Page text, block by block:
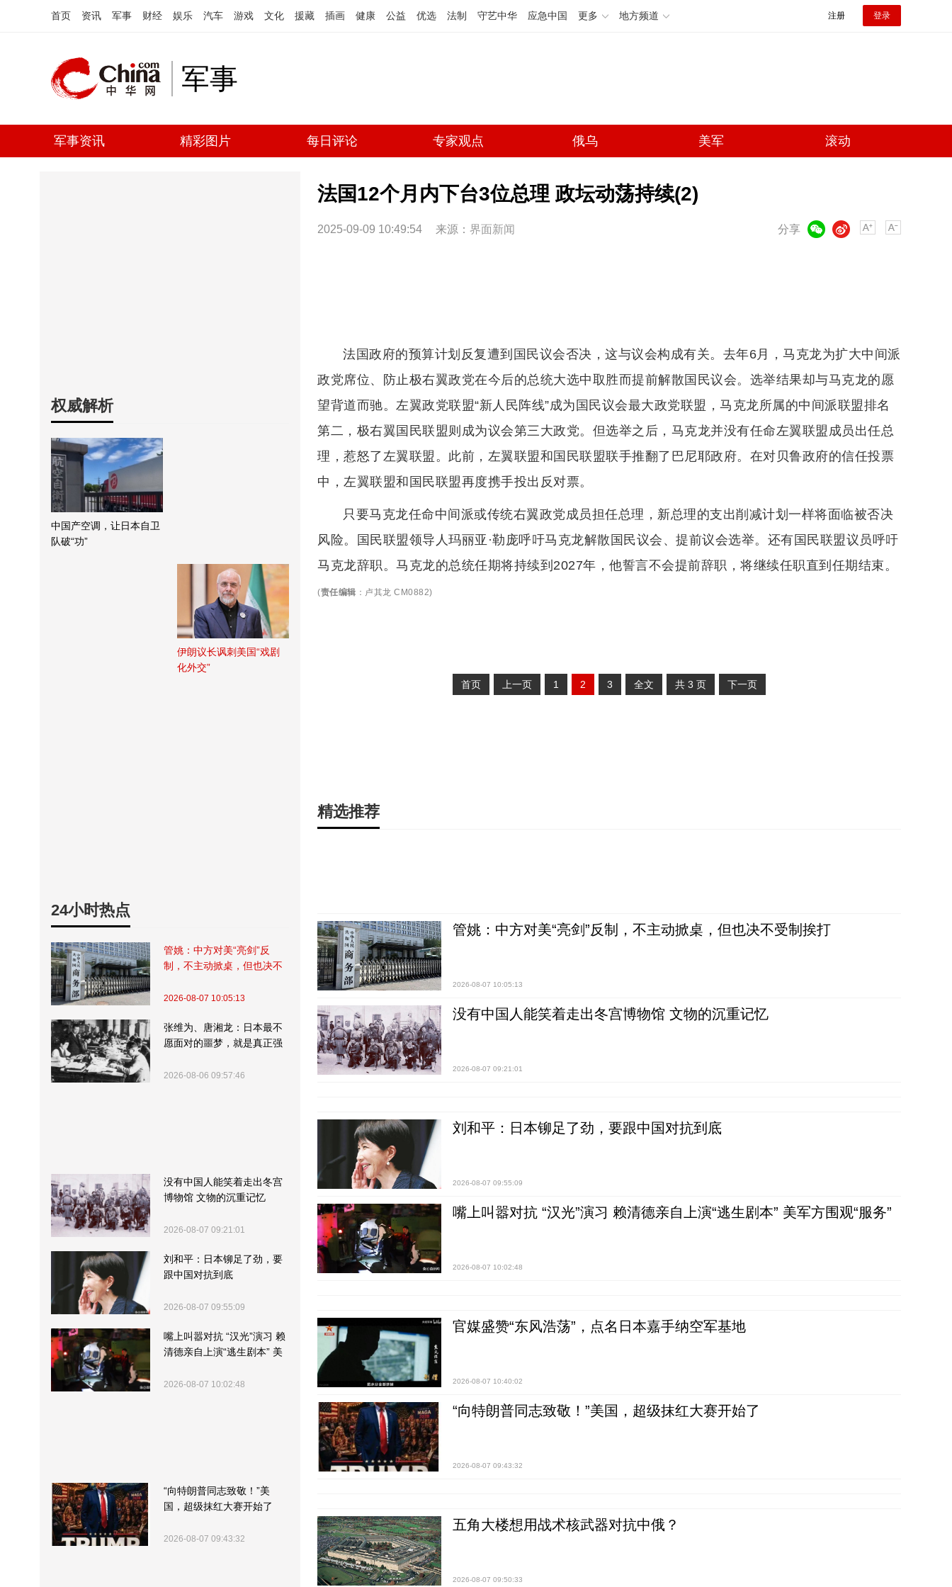
首页 资讯 军事 财经 娱乐 汽车 游戏 文化 援藏 插画 健康 公益 优选 法制 守艺中华 应急中国 更多 地方频道 注册 登录
军事
军事资讯 精彩图片 每日评论 专家观点 俄乌 美军 滚动
权威解析
中国产空调，让日本自卫
队破“功”
伊朗议长讽刺美国“戏剧
化外交”
24小时热点
管姚：中方对美“亮剑”反
制，不主动掀桌，但也决不
2026-08-07 10:05:13
张维为、唐湘龙：日本最不
愿面对的噩梦，就是真正强
2026-08-06 09:57:46
没有中国人能笑着走出冬宫
博物馆 文物的沉重记忆
2026-08-07 09:21:01
刘和平：日本铆足了劲，要
跟中国对抗到底
2026-08-07 09:55:09
嘴上叫嚣对抗 “汉光”演习 赖
清德亲自上演“逃生剧本” 美
2026-08-07 10:02:48
“向特朗普同志致敬！”美
国，超级抹红大赛开始了
2026-08-07 09:43:32
法国12个月内下台3位总理 政坛动荡持续(2)
2025-09-09 10:49:54 来源： 界面新闻 分享
微博
法国政府的预算计划反复遭到国民议会否决，这与议会构成有关。去年6月，马克龙为扩大中间派
政党席位、防止极右翼政党在今后的总统大选中取胜而提前解散国民议会。选举结果却与马克龙的愿
望背道而驰。左翼政党联盟“新人民阵线”成为国民议会最大政党联盟，马克龙所属的中间派联盟排名
第二，极右翼国民联盟则成为议会第三大政党。但选举之后，马克龙并没有任命左翼联盟成员出任总
理，惹怒了左翼联盟。此前，左翼联盟和国民联盟联手推翻了巴尼耶政府。在对贝鲁政府的信任投票
中，左翼联盟和国民联盟再度携手投出反对票。
只要马克龙任命中间派或传统右翼政党成员担任总理，新总理的支出削减计划一样将面临被否决
风险。国民联盟领导人玛丽亚·勒庞呼吁马克龙解散国民议会、提前议会选举。还有国民联盟议员呼吁
马克龙辞职。马克龙的总统任期将持续到2027年，他誓言不会提前辞职，将继续任职直到任期结束。
(责任编辑 ： 卢其龙 CM0882)
首页 上一页 1 2 3 全文 共 3 页 下一页
精选推荐
管姚：中方对美“亮剑”反制，不主动掀桌，但也决不受制挨打
2026-08-07 10:05:13
没有中国人能笑着走出冬宫博物馆 文物的沉重记忆
2026-08-07 09:21:01
刘和平：日本铆足了劲，要跟中国对抗到底
2026-08-07 09:55:09
嘴上叫嚣对抗 “汉光”演习 赖清德亲自上演“逃生剧本” 美军方围观“服务”
2026-08-07 10:02:48
官媒盛赞“东风浩荡”，点名日本嘉手纳空军基地
2026-08-07 10:40:02
“向特朗普同志致敬！”美国，超级抹红大赛开始了
2026-08-07 09:43:32
五角大楼想用战术核武器对抗中俄？
2026-08-07 09:50:33